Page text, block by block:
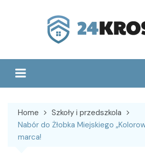
Home
Szkoły i przedszkola
Nabór do Żłobka Miejskiego
marca!